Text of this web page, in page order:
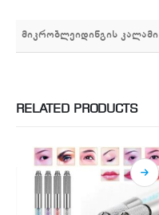
მიკრობლეიდინგის კალამი
RELATED PRODUCTS